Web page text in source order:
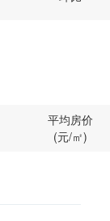
平均房价
(元/㎡)